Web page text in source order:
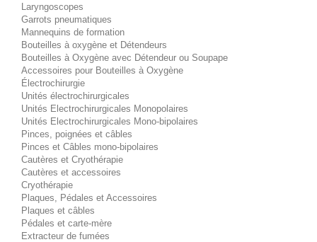
Laryngoscopes
Garrots pneumatiques
Mannequins de formation
Bouteilles à oxygène et Détendeurs
Bouteilles à Oxygène avec Détendeur ou Soupape
Accessoires pour Bouteilles à Oxygène
Électrochirurgie
Unités électrochirurgicales
Unités Electrochirurgicales Monopolaires
Unités Electrochirurgicales Mono-bipolaires
Pinces, poignées et câbles
Pinces et Câbles mono-bipolaires
Cautères et Cryothérapie
Cautères et accessoires
Cryothérapie
Plaques, Pédales et Accessoires
Plaques et câbles
Pédales et carte-mère
Extracteur de fumées